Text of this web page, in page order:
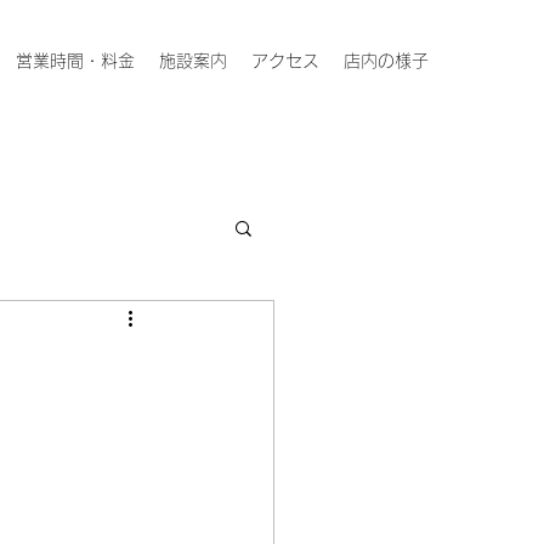
営業時間・料金 施設案内 アクセス 店内の様子